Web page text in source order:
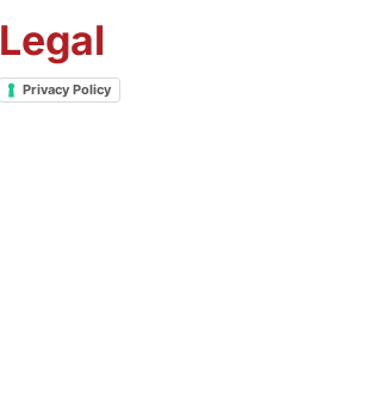
Legal
Privacy Policy